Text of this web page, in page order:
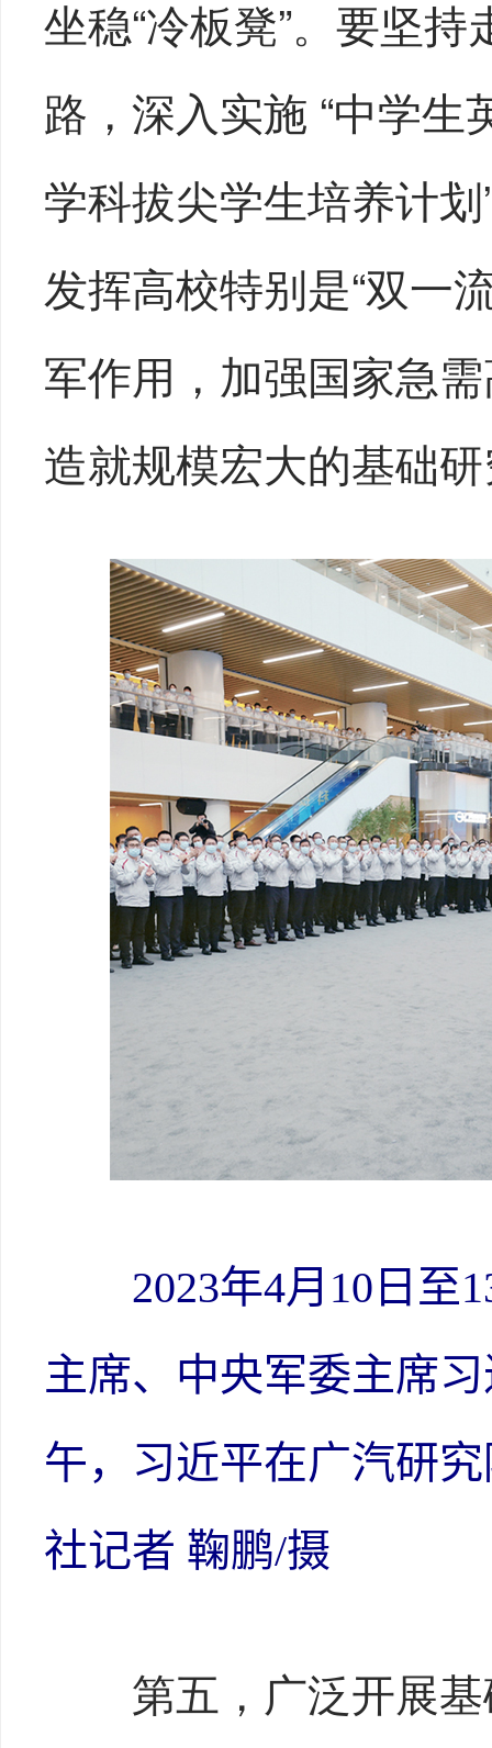
坐稳“冷板凳”。要坚
路，深入实施 “中学生
学科拔尖学生培养计
发挥高校特别是“双一
军作用，加强国家急
造就规模宏大的基础
2023年4月10日至
主席、中央军委主席
午，习近平在广汽研
社记者 鞠鹏/摄
第五，广泛开展